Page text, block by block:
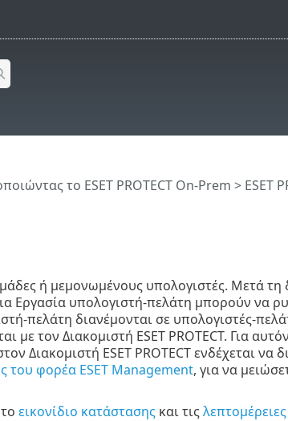
το ESET PROTECT On-Prem > ESET
ή μεμονωμένους υπολογιστές. Μετά τη
Εργασία υπολογιστή-πελάτη μπορούν να
πελάτη διανέμονται σε υπολογιστές-
τον Διακομιστή ESET PROTECT. Για
Διακομιστή ESET PROTECT ενδέχεται να
του φορέα ESET Management, για να
εικονίδιο κατάστασηςκαι τιςλεπτομέρειες